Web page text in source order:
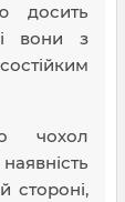
досить
вони з
чохол
стороні,